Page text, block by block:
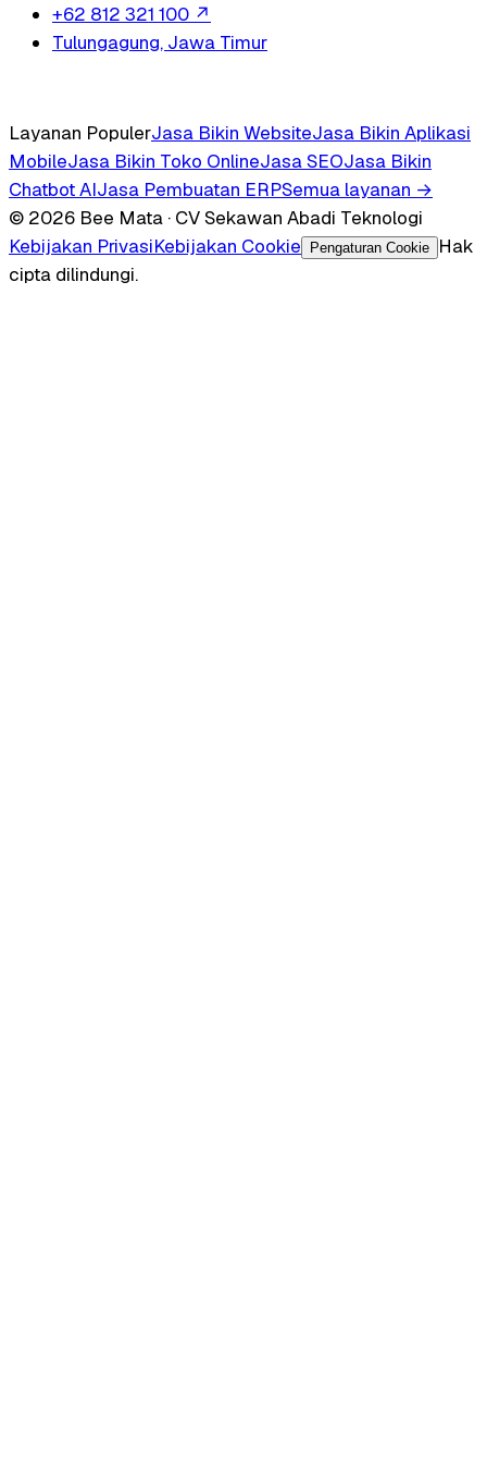
+62 812 321 100 ↗
Tulungagung, Jawa Timur
Layanan PopulerJasa Bikin WebsiteJasa Bikin Aplikasi
MobileJasa Bikin Toko OnlineJasa SEOJasa Bikin
Chatbot AIJasa Pembuatan ERPSemua layanan →
© 2026 Bee Mata · CV Sekawan Abadi Teknologi
Kebijakan PrivasiKebijakan Cookie Pengaturan Cookie
Hak
cipta dilindungi.